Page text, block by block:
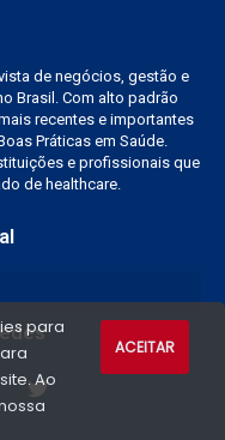
de negócios, gestão e
Brasil. Com alto padrão
recentes e importantes
Práticas em Saúde.
e profissionais que
de healthcare.
para
Ao
ACEITAR